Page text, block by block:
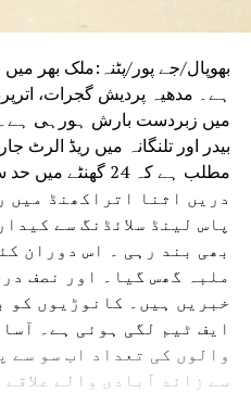
بھوپال/جے پور/پٹنہ:ملک بھر
میں زبردست بارش ہورہی ہے۔
بیدر اور تلنگانہ میں ریڈ الرٹ
مطلب ہے کہ 24 گھنٹے میں حد سے زیادہ بارش۔
دریں اثنا اتراکھنڈ میں
پاس لینڈ سلائڈنگ سے
بھی بند رہی ۔ اس دوران
ملبہ گھس گیا۔ اور نصف
خبریں ہیں۔ کانوڑیوں کو
ایف ٹیم لگی ہوئی ہے۔
والوں کی تعداد اب سو سے
سے زائد آبادی والے